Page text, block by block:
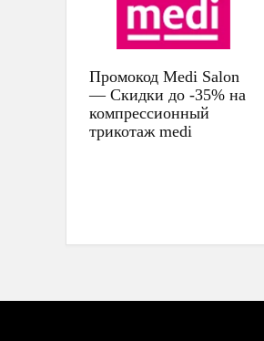
Промокод Medi Salon
— Скидки до -35% на
компрессионный
трикотаж medi